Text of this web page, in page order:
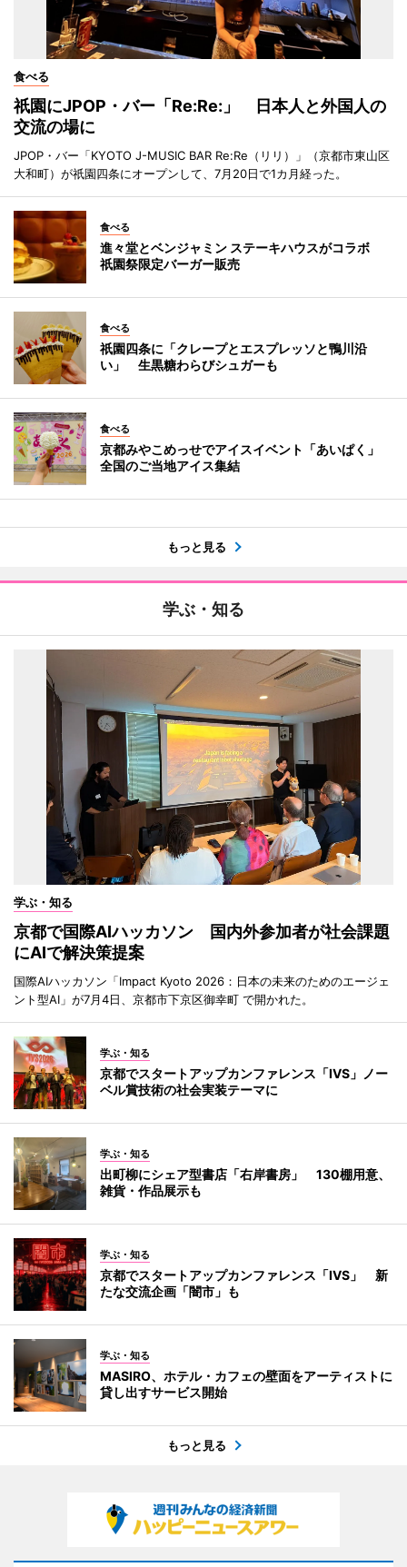
食べる
祇園にJPOP・バー「Re:Re:」 日本人と外国人の
交流の場に
JPOP・バー「KYOTO J-MUSIC BAR Re:Re（リリ）」（京都市東山区
大和町）が祇園四条にオープンして、7月20日で1カ月経った。
食べる
進々堂とベンジャミン ステーキハウスがコラボ
祇園祭限定バーガー販売
食べる
祇園四条に「クレープとエスプレッソと鴨川沿
い」 生黒糖わらびシュガーも
食べる
京都みやこめっせでアイスイベント「あいぱく」
全国のご当地アイス集結
もっと見る
学ぶ・知る
学ぶ・知る
京都で国際AIハッカソン 国内外参加者が社会課題
にAIで解決策提案
国際AIハッカソン「Impact Kyoto 2026：日本の未来のためのエージェ
ント型AI」が7月4日、京都市下京区御幸町 で開かれた。
学ぶ・知る
京都でスタートアップカンファレンス「IVS」ノー
ベル賞技術の社会実装テーマに
学ぶ・知る
出町柳にシェア型書店「右岸書房」 130棚用意、
雑貨・作品展示も
学ぶ・知る
京都でスタートアップカンファレンス「IVS」 新
たな交流企画「闇市」も
学ぶ・知る
MASIRO、ホテル・カフェの壁面をアーティストに
貸し出すサービス開始
もっと見る